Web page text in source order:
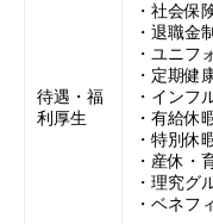
待遇・福
利厚生
・社会保
・退職金
・ユニフ
・定期健
・インフ
・有給休
・特別休
・産休・
・理究グ
・ベネフ